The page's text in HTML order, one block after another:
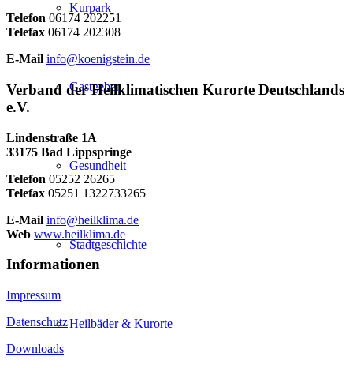
Kurpark
Gastgeber
Gesundheit
Stadtgeschichte
Heilbäder & Kurorte
Telefon 06174 202251
Telefax 06174 202308
E-Mail info@koenigstein.de
Verband der Heilklimatischen Kurorte Deutschlands
e.V.
Lindenstraße 1A
33175 Bad Lippspringe
Telefon 05252 26265
Telefax 05251 1322733265
E-Mail info@heilklima.de
Web www.heilklima.de
Informationen
Impressum
Datenschutz
Downloads